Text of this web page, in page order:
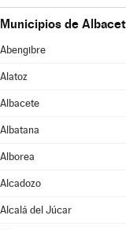
Municipios de
Abengibre
Alatoz
Albacete
Albatana
Alborea
Alcadozo
Alcalá del Júcar